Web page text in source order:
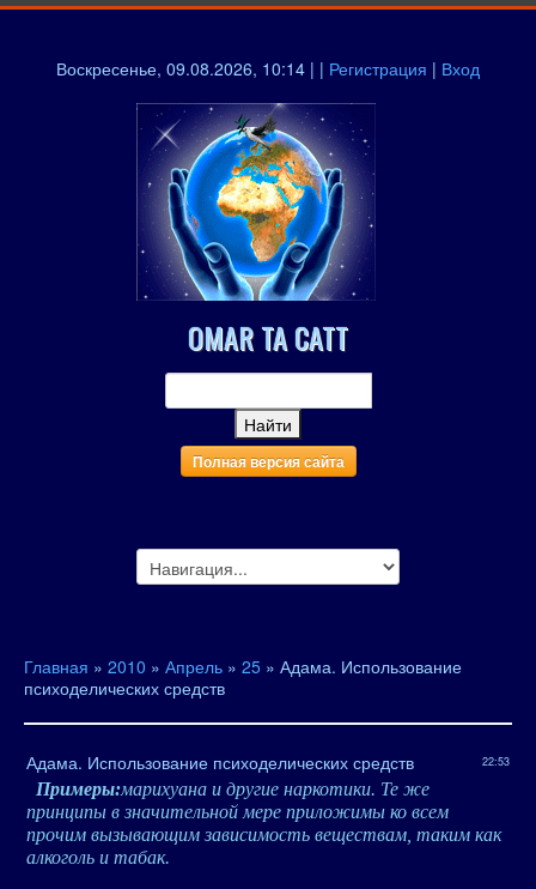
Воскресенье, 09.08.2026, 10:14 | | Регистрация | Вход
OMAR TA CATT
Полная версия сайта
Главная » 2010 » Апрель » 25 » Адама. Использование
психоделических средств
22:53
Адама. Использование психоделических средств
Примеры:марихуана и другие наркотики. Те же
принципы в значительной мере приложимы ко всем
прочим вызывающим зависимость веществам, таким как
алкоголь и табак.